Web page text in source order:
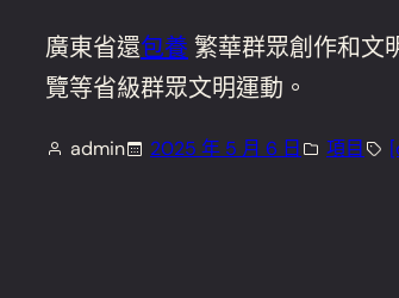
廣東省還包養 繁華群眾創作和文
覽等省級群眾文明運動。
admin 2025 年 5 月 6 日 項目